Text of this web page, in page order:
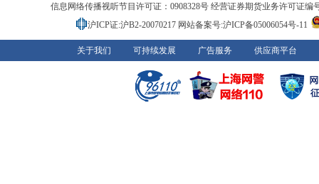
信息网络传播视听节目许可证：0908328号 经营证券期货业务许可证编
沪ICP证:沪B2-20070217 网站备案号:沪ICP备05006054号-11
关于我们 可持续发展 广告服务 供应商平台